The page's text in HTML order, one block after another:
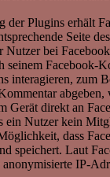
der Plugins erhält
Seite
Nutzer bei
seinem Facebook-
interagieren, zum
abgeben,
Gerät direkt an
ein Nutzer kein
dass
speichert. Laut
IP-